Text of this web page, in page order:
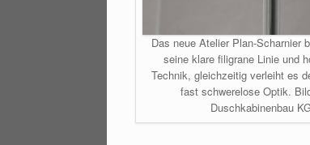
Das neue Atelier Plan-Scharnier
seine klare filigrane Linie und
Technik, gleichzeitig verleiht es
fast schwerelose Optik.
Duschkabinenbau